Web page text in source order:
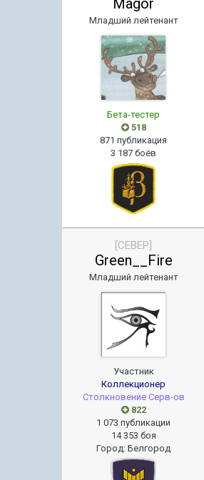
Magor
Младший лейтенант
Бета-тестер
518
871 публикация
3 187 боёв
[CEBEP]
Green__Fire
Младший лейтенант
Участник
Коллекционер
Столкновение Серв-ов
822
1 073 публикации
14 353 боя
Город:Белгород